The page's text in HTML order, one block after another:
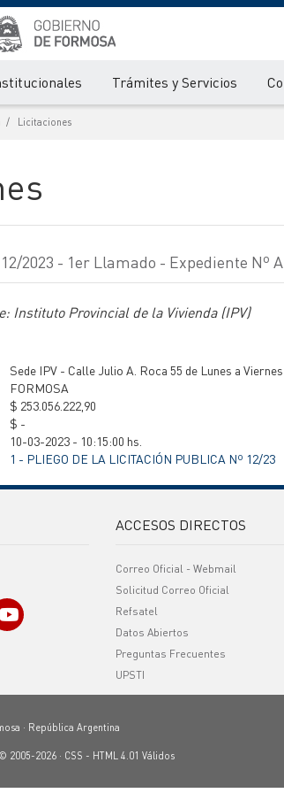
Trámites y Servicios
Licitaciones
2023 - 1er Llamado - Expediente Nº
Instituto Provincial de la Vivienda (IPV)
Sede IPV - Calle Julio A. Roca 55 de Lunes a
FORMOSA
$ 253.056.222,90
$ -
10-03-2023 - 10:15:00 hs.
1 - PLIEGO DE LA LICITACIÓN PUBLICA Nº 12/23
ACCESOS DIRECTOS
Correo Oficial - Webmail
Solicitud Correo Oficial
Refsatel
Datos Abiertos
Preguntas Frecuentes
UPSTI
· República Argentina
2005-2026 · CSS - HTML 4.01 Válidos